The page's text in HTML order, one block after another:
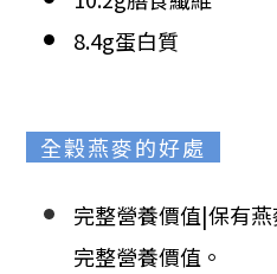
8.4g蛋白質
全穀燕麥的好處
完整營養價值|保有
完整營養價值。